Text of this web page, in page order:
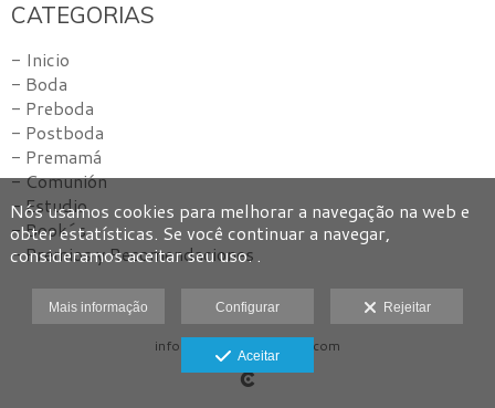
CATEGORIAS
- Inicio
- Boda
- Preboda
- Postboda
- Premamá
- Comunión
- Estudio
- Book´s
- Premios y Recomendaciones
info@amlpezfotografos.com
Nós usamos cookies para melhorar a navegação na web e
obter estatísticas. Se você continuar a navegar,
consideramos aceitar seu uso. .
Mais informação Configurar Rejeitar
Aceitar